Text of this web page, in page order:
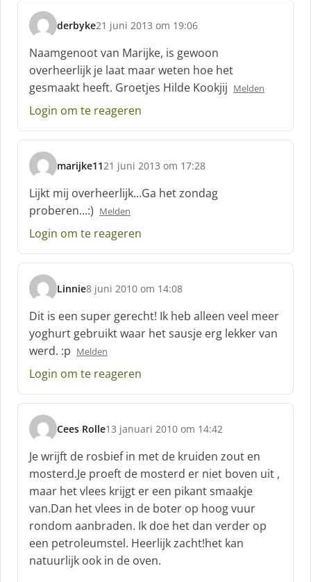
f
:
derbyke
s
c
h
r
e
e
:
21 juni 2013 om 19:06
Naamgenoot van Marijke, is gewoon
overheerlijk je laat maar weten hoe het
gesmaakt heeft. Groetjes Hilde Kookjij Melden
Login om te reageren
marijke11
s
c
h
r
e
f
21 juni 2013 om 17:28
Lijkt mij overheerlijk…Ga het zondag
proberen…:) Melden
Login om te reageren
Linnie
s
c
h
r
e
e
:
8 juni 2010 om 14:08
Dit is een super gerecht! Ik heb alleen veel meer
yoghurt gebruikt waar het sausje erg lekker van
werd. :p Melden
Login om te reageren
Cees Rolle
s
c
h
r
e
e
f
13 januari 2010 om 14:42
Je wrijft de rosbief in met de kruiden zout en
mosterd.Je proeft de mosterd er niet boven uit ,
maar het vlees krijgt er een pikant smaakje
van.Dan het vlees in de boter op hoog vuur
rondom aanbraden. Ik doe het dan verder op
een petroleumstel. Heerlijk zacht!het kan
natuurlijk ook in de oven.